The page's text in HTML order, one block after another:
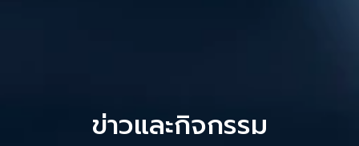
ข่าวและกิจกรรม